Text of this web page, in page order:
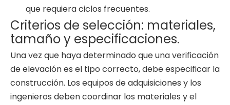
que requiera ciclos frecuentes.
Criterios de selección: materiales,
tamaño y especificaciones.
Una vez que haya determinado que una verificación
de elevación es el tipo correcto, debe especificar la
construcción. Los equipos de adquisiciones y los
ingenieros deben coordinar los materiales y el